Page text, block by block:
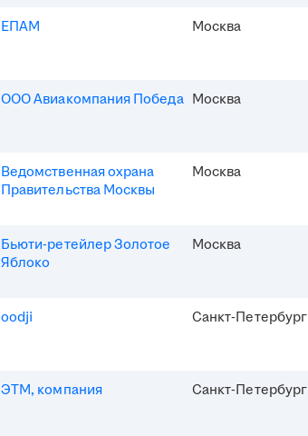
ЕПАМ Москва
ООО Авиакомпания Победа Москва
Ведомственная охрана
Правительства Москвы
Москва
Бьюти-ретейлер Золотое
Яблоко
Москва
oodji Санкт-Петербург
ЭТМ, компания Санкт-Петербург